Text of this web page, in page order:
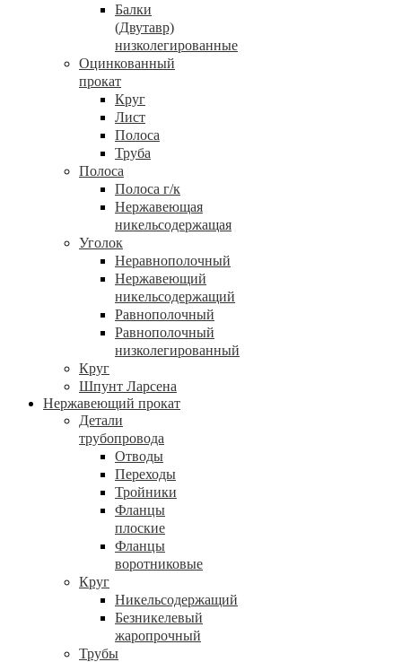
Балки
(Двутавр)
низколегированные
Оцинкованный
прокат
Круг
Лист
Полоса
Труба
Полоса
Полоса г/к
Нержавеющая
никельсодержащая
Уголок
Неравнополочный
Нержавеющий
никельсодержащий
Равнополочный
Равнополочный
низколегированный
Круг
Шпунт Ларсена
Нержавеющий прокат
Детали
трубопровода
Отводы
Переходы
Тройники
Фланцы
плоские
Фланцы
воротниковые
Круг
Никельсодержащий
Безникелевый
жаропрочный
Трубы